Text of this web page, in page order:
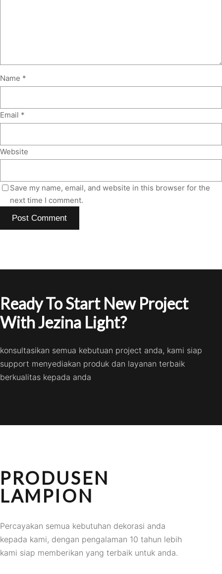
Name *
Email *
Website
Save my name, email, and website in this browser for the
next time I comment.
Ready To Start New Project
With Jezina Light?
konsultasikan semua kebutuan project anda, kami siap
support menyediakan produk dan layanan terbaik
berkualitas kepada anda
PRODUSEN
LAMPION
Percayakan semua kebutuhan dekorasi anda
kepada kami, dengan pengalaman 10 tahun lebih
kami siap memberikan yang terbaik untuk anda.